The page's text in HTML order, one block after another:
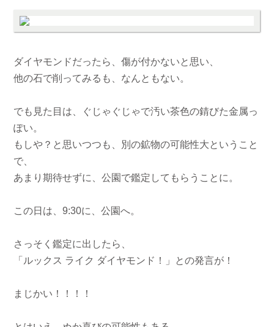
ダイヤモンドだったら、傷が付かないと思い、
他の石で削ってみるも、なんともない。
でも見た目は、ぐじゃぐじゃで汚い茶色の錆びた金属っ
ぽい。
もしや？と思いつつも、別の鉱物の可能性大ということ
で、
あまり期待せずに、公園で鑑定してもらうことに。
この日は、9:30に、公園へ。
さっそく鑑定に出したら、
「ルックス ライク ダイヤモンド！」との発言が！
まじかい！！！！